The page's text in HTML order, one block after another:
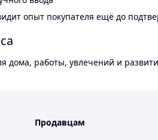
опыт покупателя ещё до
дома, работы, увлечений и
Продавцам